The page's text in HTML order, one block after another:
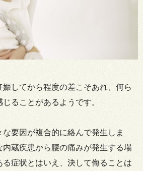
してから程度の差こそあれ、何ら
ることがあるようです。
要因が複合的に絡んで発生しま
蔵疾患から腰の痛みが発生する場
症状とはいえ、決して侮ることは